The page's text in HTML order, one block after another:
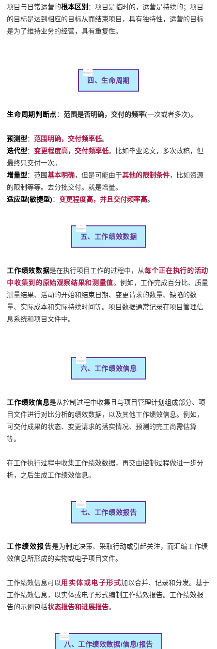
项目与日常运营的根本区别 ：项目是临时的，运营是持续的；项目
的目标是达到相应的目标从而结束项目，具有独特性，运营的目标
是为了维持业务的经营，具有重复性。
四、生命周期
生命周期判断点： 范围是否明确，交付的频率(一次或者多次)。
预测型：范围 明确，交付频率低。
迭代型： 变更程度高，交付频率低。比如毕业论文，多次改稿，但
最终只交付一次。
增量型：范围基本明确，但是可能由于其他的限制条件，比如资源
的限制等等。去分批交付。就是增量。
适应型(敏捷型)： 变更程度高，并且交付频率高。
五、工作绩效数据
工作绩效数据是在执行项目工作的过程中，从每个正在执行的活动
中收集到的原始观察结果和测量值。例如，工作完成百分比、质量
测量结果、活动的开始和结束日期、变更请求的数量、缺陷的数
量、实际成本和实际持续时间等。项目数据通常记录在项目管理信
息系统和项目文件中。
六、工作绩效信息
工作绩效信息是从控制过程中收集且与项目管理计划组成部分、项
目文件进行对比分析的绩效数据，以及其他工作绩效信息。例如，
可交付成果的状态、变更请求的落实情况、预测的完工尚需估算
等。
在工作执行过程中收集工作绩效数据，再交由控制过程做进一步分
析，之后生成工作绩效信息。
七、工作绩效报告
工作绩效报告是为制定决策、采取行动或引起关注，而汇编工作绩
效信息所形成的实物或电子项目文件。
工作绩效信息可以用实体或电子形式加以合并、记录和分发。基于
工作绩效信息，以实体或电子形式编制工作绩效报告。工作绩效报
告的示例包括状态报告和进展报告。
八、工作绩效数据/信息/报告